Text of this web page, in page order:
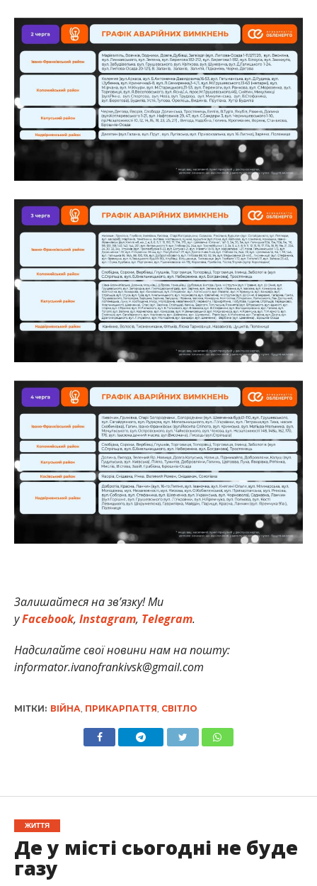
Залишайтеся на зв’язку! Ми
уFacebook, Instagram, Telegram.
Надсилайте свої новини нам на пошту:
informator.ivanofrankivsk@gmail.com
МІТКИ: ВІЙНА ПРИКАРПАТТЯ СВІТЛО
ЖИТТЯ
Де у місті сьогодні не буде
газу